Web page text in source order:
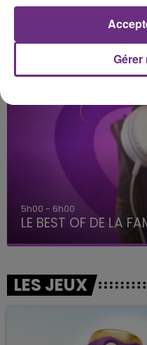
Drive Safe
A L'ANTENNE
5h00 - 6h00
LE BEST OF DE LA
LES JEUX
Gérer